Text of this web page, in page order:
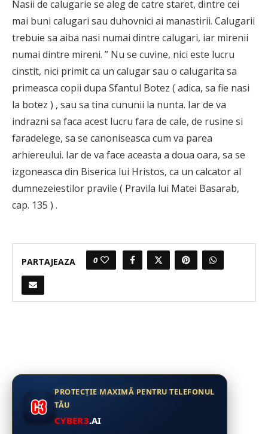
Nasii de calugarie se aleg de catre staret, dintre cei
mai buni calugari sau duhovnici ai manastirii. Calugarii
trebuie sa aiba nasi numai dintre calugari, iar mirenii
numai dintre mireni. ” Nu se cuvine, nici este lucru
cinstit, nici primit ca un calugar sau o calugarita sa
primeasca copii dupa Sfantul Botez ( adica, sa fie nasi
la botez ) , sau sa tina cununii la nunta. Iar de va
indrazni sa faca acest lucru fara de cale, de rusine si
faradelege, sa se canoniseasca cum va parea
arhiereului. Iar de va face aceasta a doua oara, sa se
izgoneasca din Biserica lui Hristos, ca un calcator al
dumnezeiestilor pravile ( Pravila lui Matei Basarab,
cap. 135 ) .
PARTAJEAZA 0
PROTECȚIE MAXIMĂ PENTRU TELEFONUL
TĂU
CYBER3.AI